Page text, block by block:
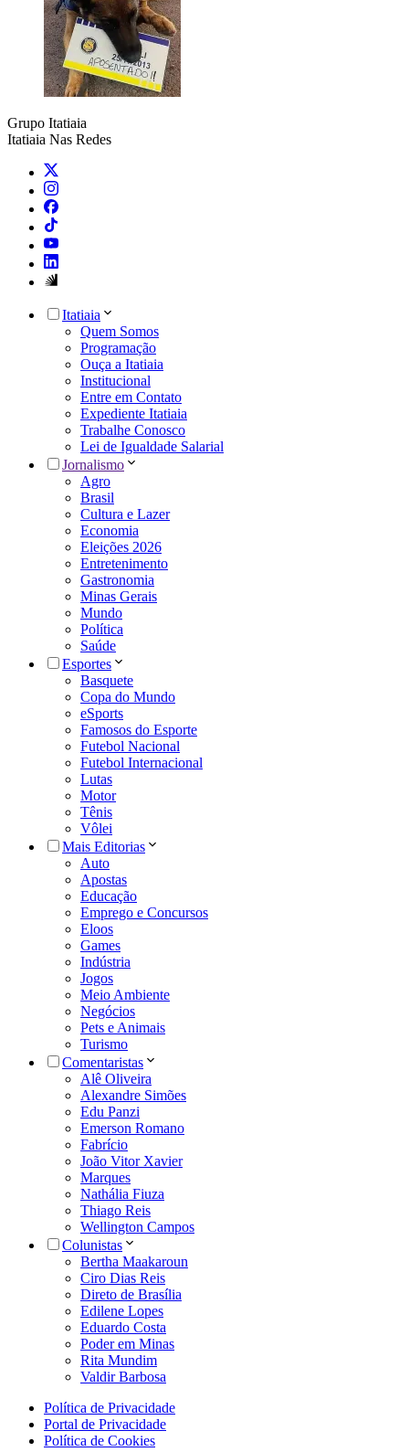
Grupo Itatiaia
Itatiaia Nas Redes
Itatiaia
Quem Somos
Programação
Ouça a Itatiaia
Institucional
Entre em Contato
Expediente Itatiaia
Trabalhe Conosco
Lei de Igualdade Salarial
Jornalismo
Agro
Brasil
Cultura e Lazer
Economia
Eleições 2026
Entretenimento
Gastronomia
Minas Gerais
Mundo
Política
Saúde
Esportes
Basquete
Copa do Mundo
eSports
Famosos do Esporte
Futebol Nacional
Futebol Internacional
Lutas
Motor
Tênis
Vôlei
Mais Editorias
Auto
Apostas
Educação
Emprego e Concursos
Eloos
Games
Indústria
Jogos
Meio Ambiente
Negócios
Pets e Animais
Turismo
Comentaristas
Alê Oliveira
Alexandre Simões
Edu Panzi
Emerson Romano
Fabrício
João Vitor Xavier
Marques
Nathália Fiuza
Thiago Reis
Wellington Campos
Colunistas
Bertha Maakaroun
Ciro Dias Reis
Direto de Brasília
Edilene Lopes
Eduardo Costa
Poder em Minas
Rita Mundim
Valdir Barbosa
Política de Privacidade
Portal de Privacidade
Política de Cookies